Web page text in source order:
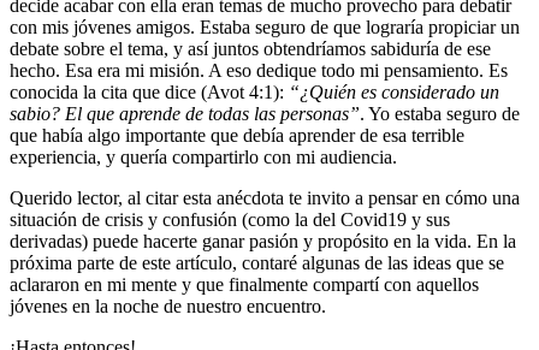
decide acabar con ella eran temas de mucho provecho para debatir
con mis jóvenes amigos. Estaba seguro de que lograría propiciar un
debate sobre el tema, y así juntos obtendríamos sabiduría de ese
hecho. Esa era mi misión. A eso dedique todo mi pensamiento. Es
conocida la cita que dice (Avot 4:1): “¿Quién es considerado un
sabio? El que aprende de todas las personas”. Yo estaba seguro de
que había algo importante que debía aprender de esa terrible
experiencia, y quería compartirlo con mi audiencia.
Querido lector, al citar esta anécdota te invito a pensar en cómo una
situación de crisis y confusión (como la del Covid19 y sus
derivadas) puede hacerte ganar pasión y propósito en la vida. En la
próxima parte de este artículo, contaré algunas de las ideas que se
aclararon en mi mente y que finalmente compartí con aquellos
jóvenes en la noche de nuestro encuentro.